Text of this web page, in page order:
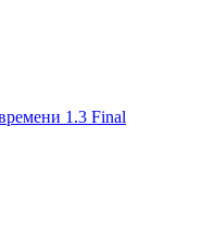
1.3 Final